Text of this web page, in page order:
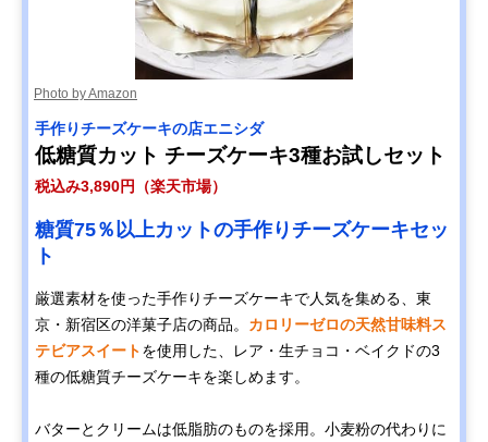
Photo by Amazon
‎手作りチーズケーキの店エニシダ
低糖質カット チーズケーキ3種お試しセット
税込み3,890円（楽天市場）
糖質75％以上カットの手作りチーズケーキセッ
ト
厳選素材を使った手作りチーズケーキで人気を集める、東
京・新宿区の洋菓子店の商品。 カロリーゼロの天然甘味料ス
テビアスイートを使用した、レア・生チョコ・ベイクドの3
種の低糖質チーズケーキを楽しめます。
バターとクリームは低脂肪のものを採用。小麦粉の代わりに